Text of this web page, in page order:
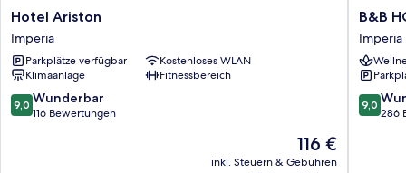
Hotel
Ariston
Imperia
Hotel Ariston
Imperia
Parkplätze verfügbar
Kostenloses WLAN
Klimaanlage
Fitnessbereich
9.0
von
9,0 Wunderbar
116 Bewertungen
Der
Preis
116 €
inkl. Steuern & Gebühren
B&B
HOTEL
Imperia
Rossini
al
Teatro
Imperia
B&B
Imperia
9.0
von
9,0
286